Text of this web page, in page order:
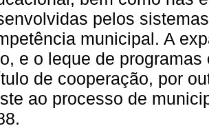
pelos
municipal. A
e o leque de
de cooperação, por
ao processo de